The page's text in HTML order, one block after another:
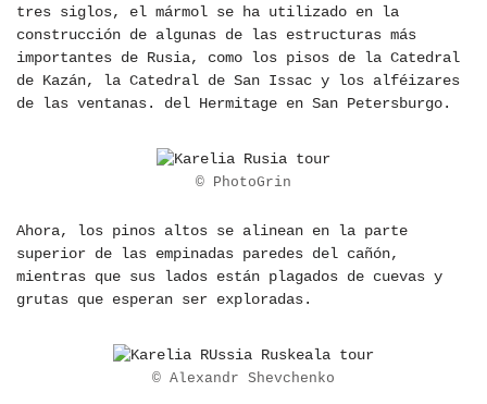
tres siglos, el mármol se ha utilizado en la
construcción de algunas de las estructuras más
importantes de Rusia, como los pisos de la Catedral
de Kazán, la Catedral de San Issac y los alféizares
de las ventanas. del Hermitage en San Petersburgo.
© PhotoGrin
Ahora, los pinos altos se alinean en la parte
superior de las empinadas paredes del cañón,
mientras que sus lados están plagados de cuevas y
grutas que esperan ser exploradas.
© Alexandr Shevchenko